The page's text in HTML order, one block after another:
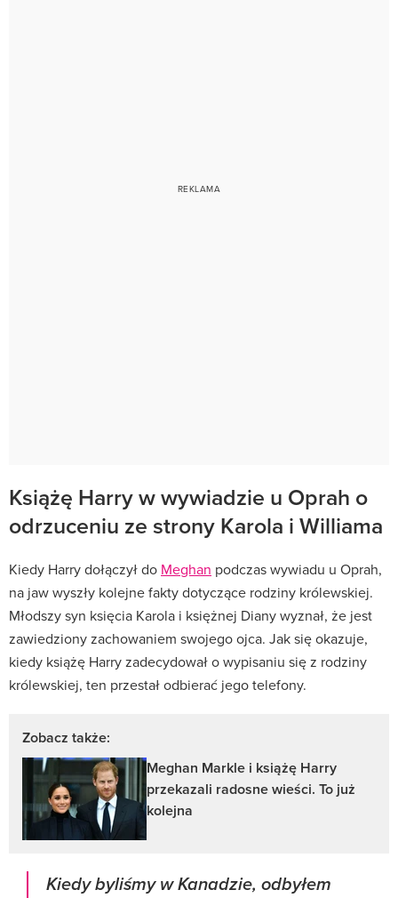
Książę Harry w wywiadzie u Oprah o
odrzuceniu ze strony Karola i Williama
Kiedy Harry dołączył do Meghan podczas wywiadu u Oprah,
na jaw wyszły kolejne fakty dotyczące rodziny królewskiej.
Młodszy syn księcia Karola i księżnej Diany wyznał, że jest
zawiedziony zachowaniem swojego ojca. Jak się okazuje,
kiedy książę Harry zadecydował o wypisaniu się z rodziny
królewskiej, ten przestał odbierać jego telefony.
Zobacz także:
Meghan Markle i książę Harry
przekazali radosne wieści. To już
kolejna
Kiedy byliśmy w Kanadzie, odbyłem